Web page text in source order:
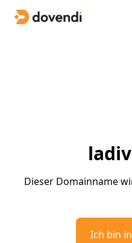
Dieser Domainname
Ich bin